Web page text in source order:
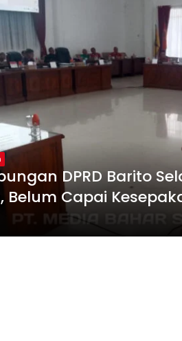
DPRD Barito
Belum Capai